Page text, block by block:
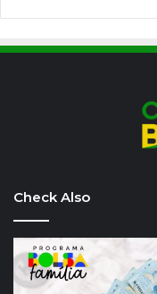
Check Also